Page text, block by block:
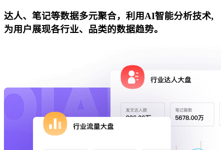
达人、笔记等数据多元聚合，利用AI智能分析技术,
为用户展现各行业、品类的数据趋势。